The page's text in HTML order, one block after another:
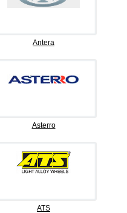
Antera
Asterro
ATS